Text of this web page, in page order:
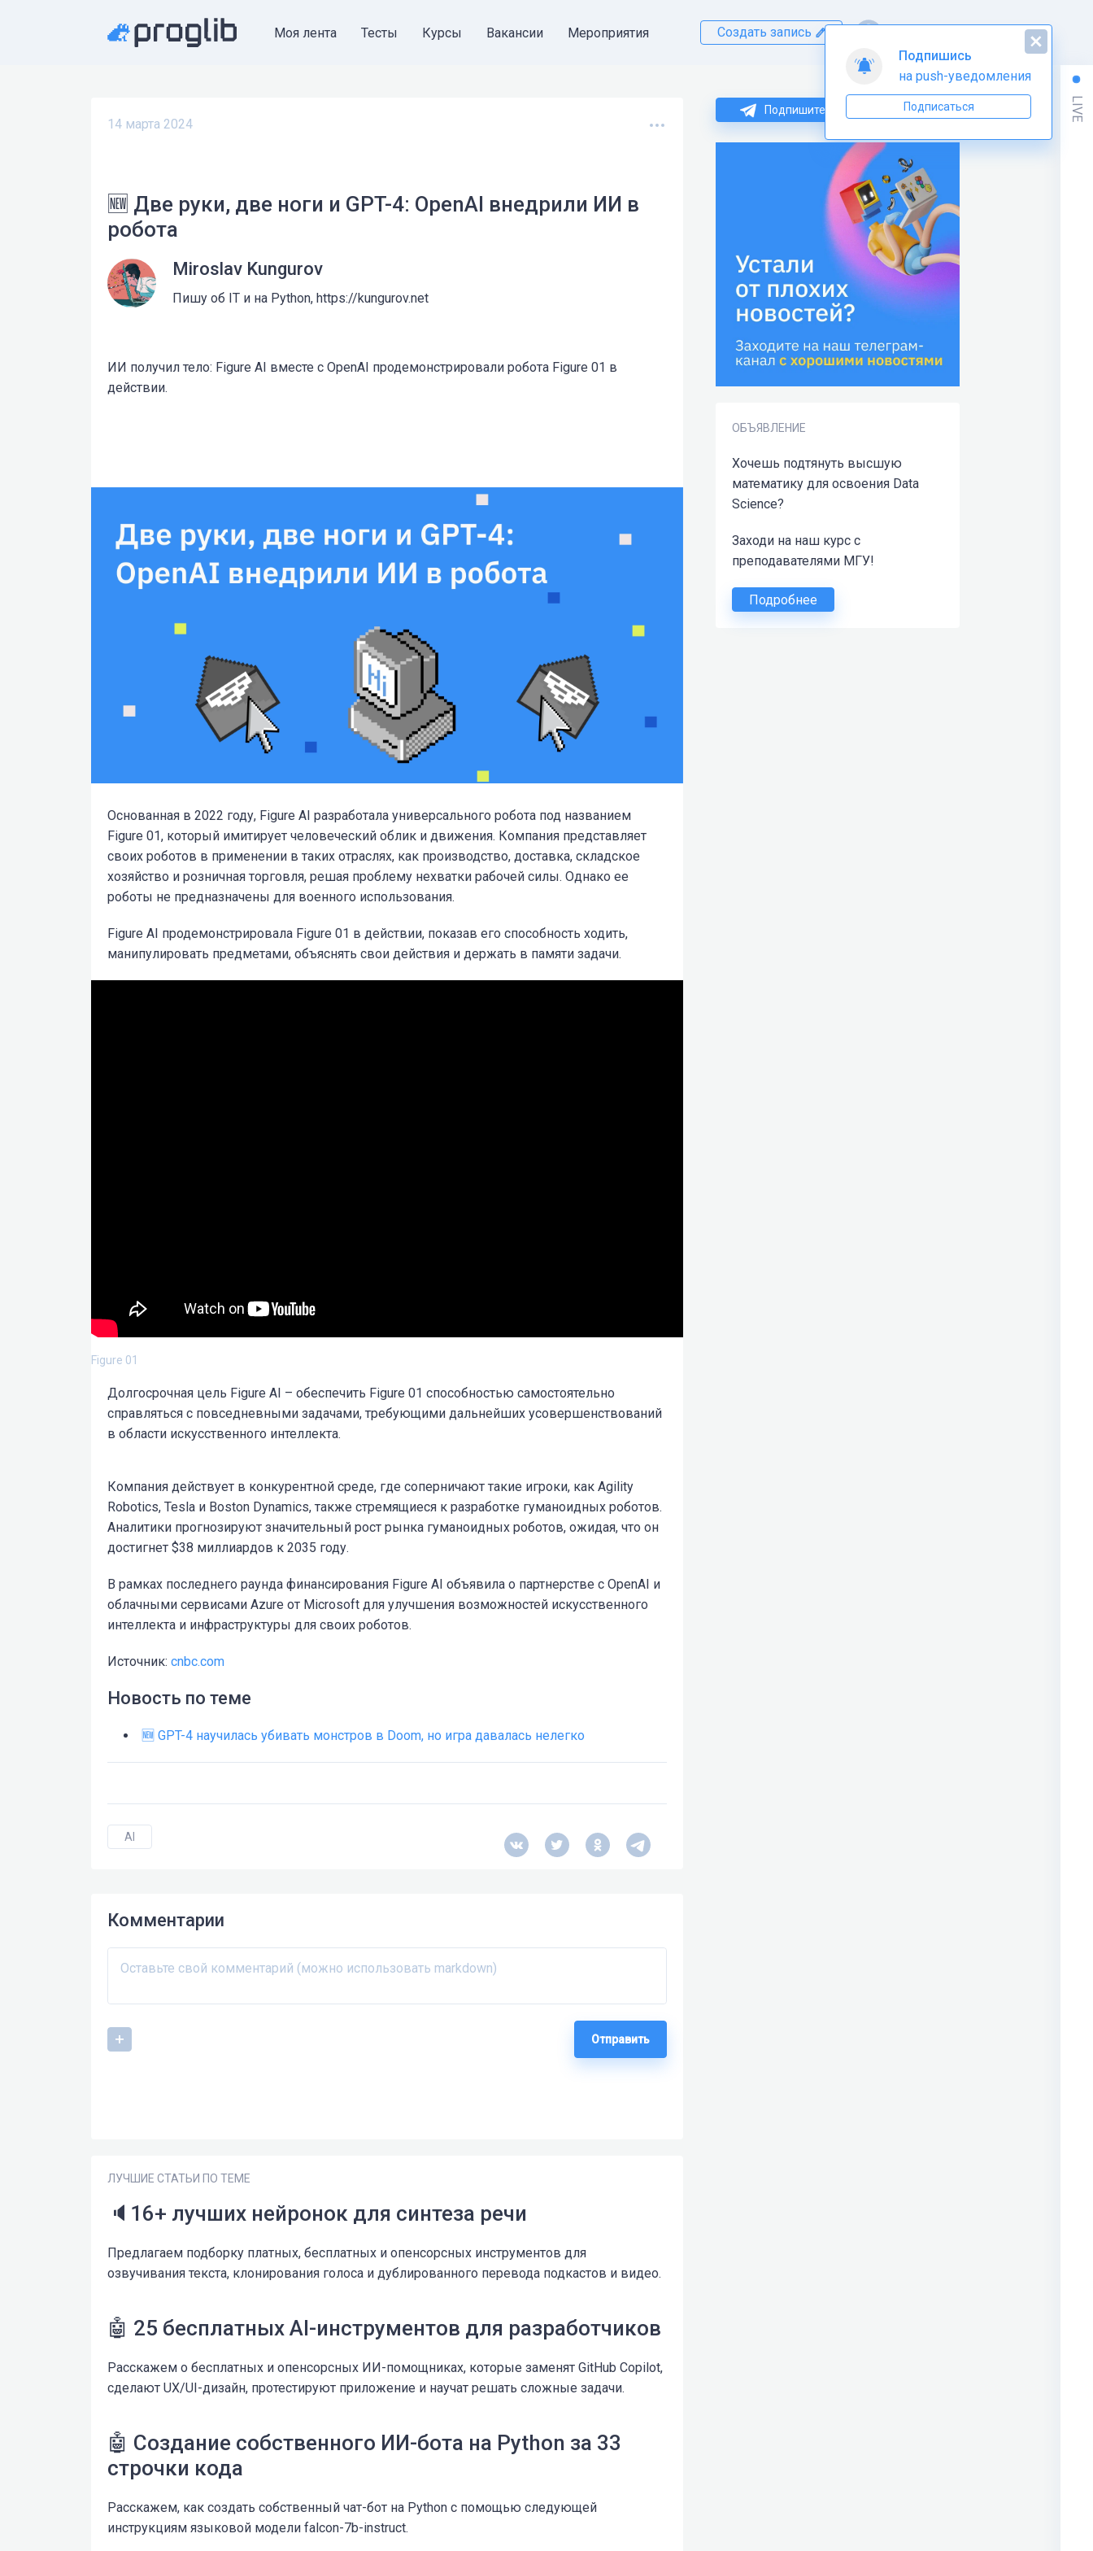
Моя лента Тесты Курсы Вакансии Мероприятия Создать запись
Подпишитесь на нас в Telegram
ОБЪЯВЛЕНИЕ
Хочешь подтянуть высшую
математику для освоения Data
Science?
Заходи на наш курс с
преподавателями МГУ!
Подробнее
14 марта 2024
🆕 Две руки, две ноги и GPT-4: OpenAI внедрили ИИ в
робота
Miroslav Kungurov
Пишу об IT и на Python, https://kungurov.net
ИИ получил тело: Figure AI вместе с OpenAI продемонстрировали робота Figure 01 в
действии.
Основанная в 2022 году, Figure AI разработала универсального робота под названием
Figure 01, который имитирует человеческий облик и движения. Компания представляет
своих роботов в применении в таких отраслях, как производство, доставка, складское
хозяйство и розничная торговля, решая проблему нехватки рабочей силы. Однако ее
роботы не предназначены для военного использования.
Figure AI продемонстрировала Figure 01 в действии, показав его способность ходить,
манипулировать предметами, объяснять свои действия и держать в памяти задачи.
Figure 01
Долгосрочная цель Figure AI – обеспечить Figure 01 способностью самостоятельно
справляться с повседневными задачами, требующими дальнейших усовершенствований
в области искусственного интеллекта.
Компания действует в конкурентной среде, где соперничают такие игроки, как Agility
Robotics, Tesla и Boston Dynamics, также стремящиеся к разработке гуманоидных роботов.
Аналитики прогнозируют значительный рост рынка гуманоидных роботов, ожидая, что он
достигнет $38 миллиардов к 2035 году.
В рамках последнего раунда финансирования Figure AI объявила о партнерстве с OpenAI и
облачными сервисами Azure от Microsoft для улучшения возможностей искусственного
интеллекта и инфраструктуры для своих роботов.
Источник: cnbc.com
Новость по теме
🆕 GPT-4 научилась убивать монстров в Doom, но игра давалась нелегко
AI
Комментарии
Отправить
ЛУЧШИЕ СТАТЬИ ПО ТЕМЕ
🔈16+ лучших нейронок для синтеза речи
Предлагаем подборку платных, бесплатных и опенсорсных инструментов для
озвучивания текста, клонирования голоса и дублированного перевода подкастов и видео.
🤖 25 бесплатных AI-инструментов для разработчиков
Расскажем о бесплатных и опенсорсных ИИ-помощниках, которые заменят GitHub Copilot,
сделают UX/UI-дизайн, протестируют приложение и научат решать сложные задачи.
🤖 Создание собственного ИИ-бота на Python за 33
строчки кода
Расскажем, как создать собственный чат-бот на Python с помощью следующей
инструкциям языковой модели falcon-7b-instruct.
LIVE